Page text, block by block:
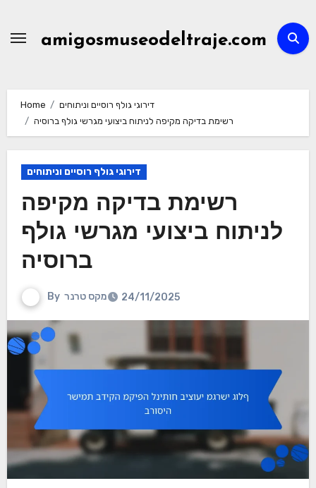
contentamigosmuseodeltraje.com
Home
דירוגי גולף רוסיים וניתוחים
רשימת בדיקה מקיפה לניתוח ביצועי מגרשי גולף ברוסיה
דירוגי גולף רוסיים וניתוחים
רשימת בדיקה מקיפה
לניתוח ביצועי מגרשי גולף
ברוסיה
By מקס טרנר 24/11/2025